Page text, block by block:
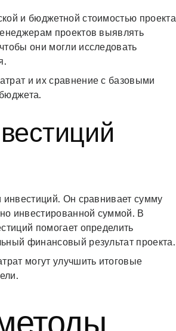
и бюджетной стоимостью проекта
проектов выявлять
они могли исследовать
и их сравнение с базовыми
инвестиций. Он сравнивает сумму
инвестированной суммой. В
помогает определить
финансовый результат проекта.
могут улучшить итоговые